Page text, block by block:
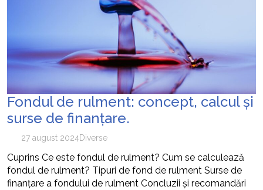
Fondul de rulment: concept, calcul și
surse de finanțare.
27 august 2024Diverse
Cuprins Ce este fondul de rulment? Cum se calculează
fondul de rulment? Tipuri de fond de rulment Surse de
finanțare a fondului de rulment Concluzii și recomandări